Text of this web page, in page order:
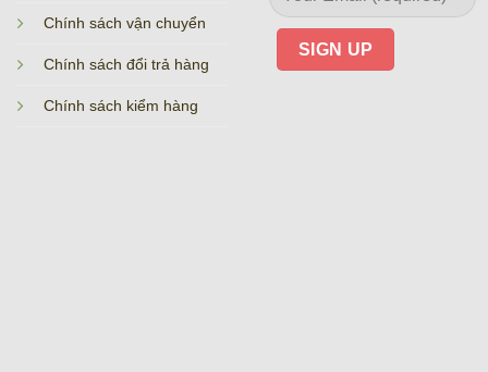
Chính sách vận chuyển
Chính sách đổi trả hàng
Chính sách kiểm hàng